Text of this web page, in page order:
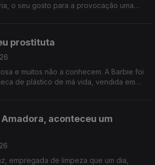
o seu gosto para a provocação uma
prostituta
e muitos não a conhecem. A Barbie foi
de plástico de má vida, vendida em
aconteceu um
empregada de limpeza que um dia,